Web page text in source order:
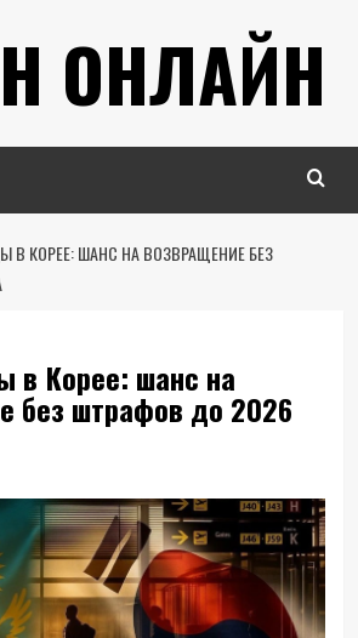
ОНЛАЙН
В КОРЕЕ: ШАНС НА ВОЗВРАЩЕНИЕ БЕЗ
в Корее: шанс на
без штрафов до 2026